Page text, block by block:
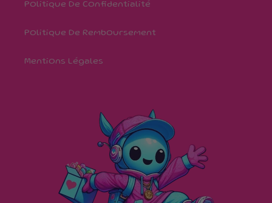
Politique De Confidentialité
Politique De Remboursement
Mentions Légales